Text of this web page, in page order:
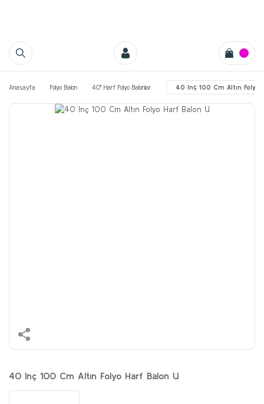
Anasayfa Folyo Balon 40'' Harf Folyo Balonlar 40 Inç 100 Cm Altın Folyo
40 Inç 100 Cm Altın Folyo Harf Balon U